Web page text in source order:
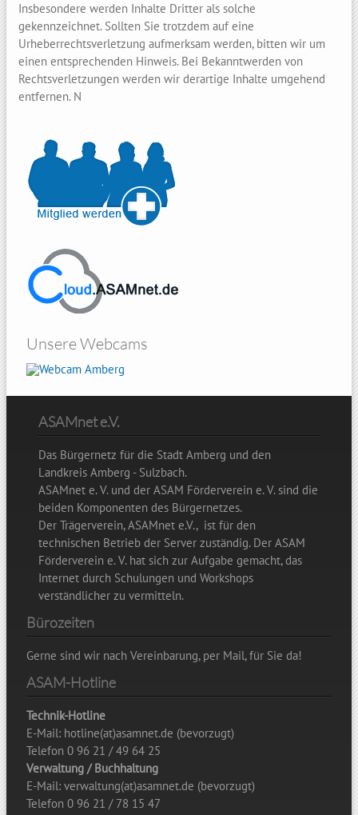
Insbesondere werden Inhalte Dritter als solche
gekennzeichnet. Sollten Sie trotzdem auf eine
Urheberrechtsverletzung aufmerksam werden, bitten wir um
einen entsprechenden Hinweis. Bei Bekanntwerden von
Rechtsverletzungen werden wir derartige Inhalte umgehend
entfernen. N
Unsere Webcams
ASAMnet e.V.
Das Bürgernetz für die Stadt Amberg und den
Landkreis Amberg - Sulzbach.
ASAMnet e. V. und der ASAM Förderverein e. V. sind die
beiden Komponenten des Bürgernetzes.
Der Trägerverein, ASAMnet e.V., ist für den
technischen Betrieb der Server zuständig. Der ASAM
Förderverein e. V. hat sich zur Aufgabe gemacht, das
Internet durch Schulungen und Workshops
verständlicher zu vermitteln.
Bürozeiten
Gerne sind wir nach Vereinbarung, per Mail, für Sie da!
ASAM-Hotline
Technik-Hotline
E-Mail: hotline(at)asamnet.de (bevorzugt)
Telefon 0 96 21 / 49 64 25
Verwaltung / Buchhaltung
E-Mail: verwaltung(at)asamnet.de (bevorzugt)
Telefon 0 96 21 / 78 15 47